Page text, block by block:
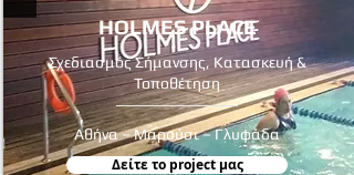
HOLMES PLACE
Σχεδιασμός Σήμανσης, Κατασκευή &
Τοποθέτηση
Αθήνα – Μαρούσι – Γλυφάδα
Δείτε τo project μας